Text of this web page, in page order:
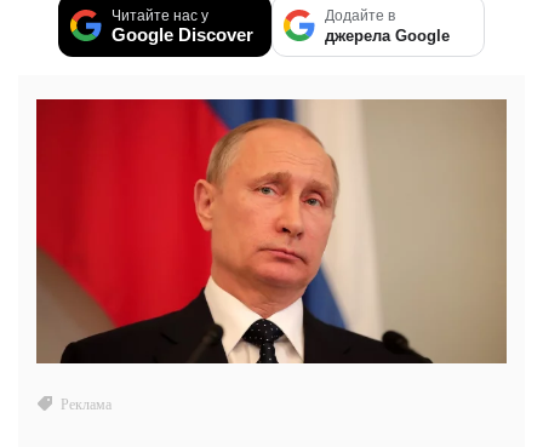
Читайте нас у
Google Discover
Додайте в
джерела Google